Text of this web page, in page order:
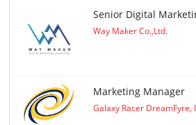
Senior Digital
Way Maker Co.,Ltd.
Marketing Manager
Galaxy Racer DreamFyre,